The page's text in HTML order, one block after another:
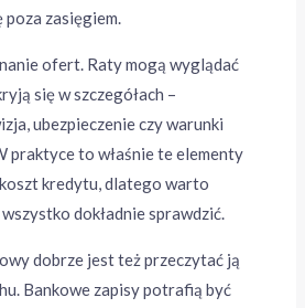
zasięgiem.
ofert. Raty mogą wyglądać
się w szczegółach –
ubezpieczenie czy warunki
praktyce to właśnie te elementy
kredytu, dlatego warto
dokładnie sprawdzić.
dobrze jest też przeczytać ją
Bankowe zapisy potrafią być